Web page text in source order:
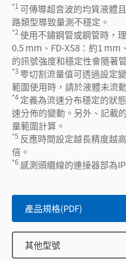
*1 可傳導超音波的均質液體
路類型導致量測不穩定。
*2使用不鏽鋼管或鋼管時，
0.5 mm、FD-XS8：約1 mm
的訊號強度和穩定性會隨著
*3 零切割流量值可透過設定
範圍使用時，請於液體未流
*4 定義為流速分布穩定的狀
速分佈的變動。另外、記載
量範圍計算。
*5 反應時間設定越長精度越
倍。
*6 感測頭纜線的連接器部為
產品規格(PDF)
其他型號